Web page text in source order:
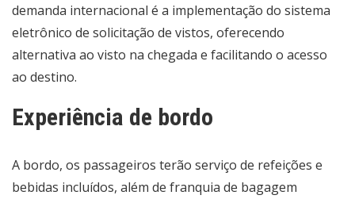
demanda internacional é a implementação do sistema
eletrônico de solicitação de vistos, oferecendo
alternativa ao visto na chegada e facilitando o acesso
ao destino.
Experiência de bordo
A bordo, os passageiros terão serviço de refeições e
bebidas incluídos, além de franquia de bagagem